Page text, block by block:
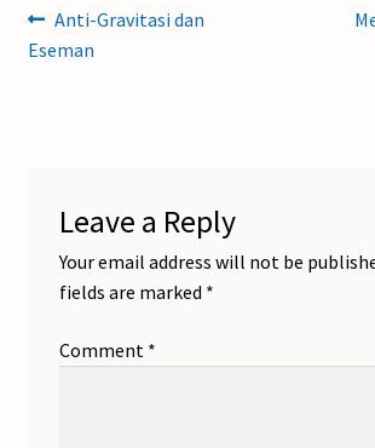
Post
navigation
Previous
post:
Anti-Gravitasi dan
Eseman
Leave a Reply
Your email address will not be
fields are marked *
Comment *